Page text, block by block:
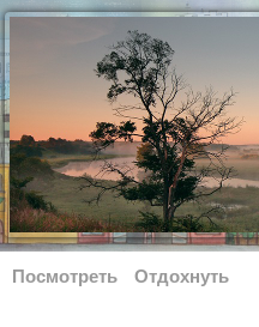
Посмотреть Отдохнуть